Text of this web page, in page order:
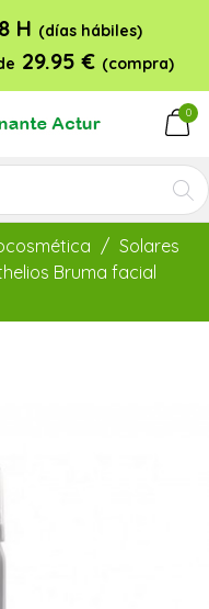
H (días hábiles)
29.95 € (compra)
0
Solares
Bruma facial